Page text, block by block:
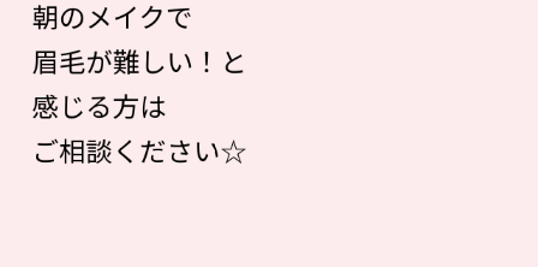
朝のメイクで
眉毛が難しい！と
感じる方は
ご相談ください☆